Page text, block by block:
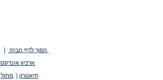
הפוך לדף הבית
ארכיון אינדקס
תיאטרון
|מחול